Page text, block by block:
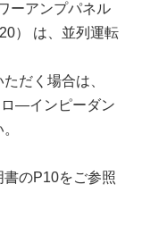
ーアンプパネル
） は、並列運転
だく場合は、
―インピーダン
のP10をご参照